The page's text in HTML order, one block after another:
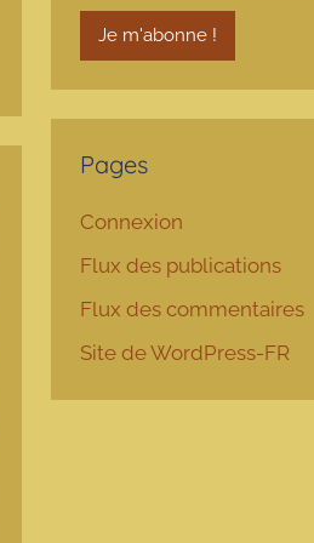
Pages
Connexion
Flux des publications
Flux des commentaires
Site de WordPress-FR